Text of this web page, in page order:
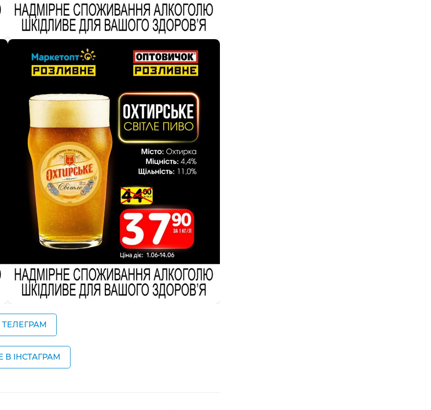
ТЕЛЕГРАМ
В ІНСТАГРАМ